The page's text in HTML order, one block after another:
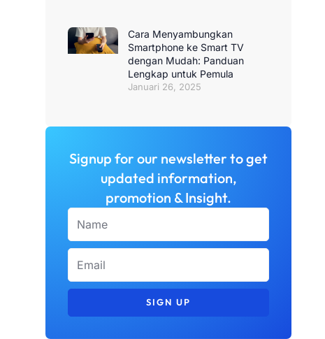
Cara Menyambungkan
Smartphone ke Smart TV
dengan Mudah: Panduan
Lengkap untuk Pemula
Januari 26, 2025
Signup for our newsletter to get
updated information,
promotion & Insight.
Name
Email
SIGN UP